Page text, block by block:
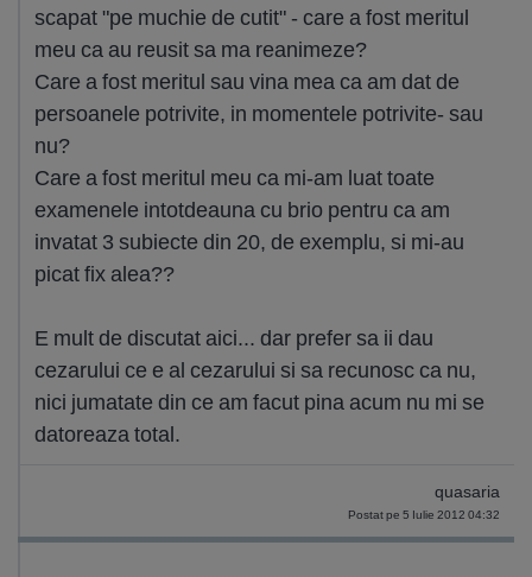
scapat "pe muchie de cutit" - care a fost meritul
meu ca au reusit sa ma reanimeze?
Care a fost meritul sau vina mea ca am dat de
persoanele potrivite, in momentele potrivite- sau
nu?
Care a fost meritul meu ca mi-am luat toate
examenele intotdeauna cu brio pentru ca am
invatat 3 subiecte din 20, de exemplu, si mi-au
picat fix alea??
E mult de discutat aici... dar prefer sa ii dau
cezarului ce e al cezarului si sa recunosc ca nu,
nici jumatate din ce am facut pina acum nu mi se
datoreaza total.
quasaria
Postat pe 5 Iulie 2012 04:32